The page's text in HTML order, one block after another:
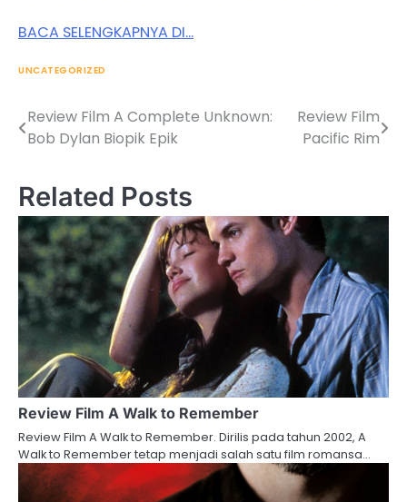
BACA SELENGKAPNYA DI…
UNCATEGORIZED
Post
navigation
Review Film A Complete Unknown:
Bob Dylan Biopik Epik
Review Film
Pacific Rim
Related Posts
Review Film A Walk to Remember
Review Film A Walk to Remember. Dirilis pada tahun 2002, A
Walk to Remember tetap menjadi salah satu film romansa…